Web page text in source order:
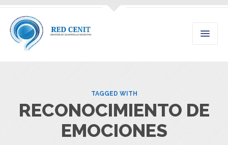
TAGGED WITH
RECONOCIMIENTO DE
EMOCIONES